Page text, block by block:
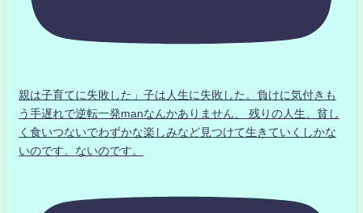
親は子育てに失敗した」子は人生に失敗した。負けに気付きも
う手遅れで逆転一発manなんかありません、 残りの人生、貧し
く食いつないでわずかな楽しみなど見つけて生きていくしかな
いのです。ないのです。